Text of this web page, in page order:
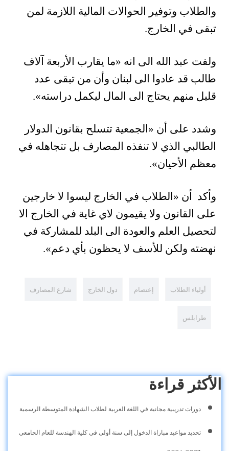
والطلاب وتوفير الحوالات المالية اللازمة لمن
تبقى في الخارج.
ولفت عبد الله الى انه «ما يقارب الأربعة آلاف
طالب قد عادوا الى لبنان وأن من تبقى عدد
قليل منهم يحتاج الى المال ليكمل دراسته».
وشدد على أن «الجمعية تتسلح بقانون الدولار
الطالبي الذي لا تنفذه المصارف بل تتجاهله في
معظم الأحيان».
وأكد أن «الطلاب في الخارج ليسوا لا خارجين
على القانون ولا يقيمون لاي غاية في الخارج الا
لتحصيل العلم والعودة الى البلد للمشاركة في
نهضته ولكن للأسف لا يحظون بأي دعم».
أولياء الطلاب إعتصام دول الخارج شارع المصارف
طرابلس
الأكثر قراءة
دورات تدريبية مجانية في اللغة العربية لطلاب الشهادة المتوسطة الرسمية
تحديد مواعيد مباراة الدخول إلى سنة أولى في كلية الهندسة للعام الجامعي